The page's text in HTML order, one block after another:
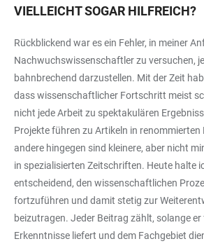
VIELLEICHT SOGAR HILFREICH?
Rückblickend war es ein Fehler, in meiner
Nachwuchswissenschaftler zu versuchen,
bahnbrechend darzustellen. Mit der Zeit
dass wissenschaftlicher Fortschritt meist
nicht jede Arbeit zu spektakulären
Projekte führen zu Artikeln in
andere hingegen sind kleinere, aber nicht
in spezialisierten Zeitschriften. Heute halte
entscheidend, den wissenschaftlichen
fortzuführen und damit stetig zur
beizutragen. Jeder Beitrag zählt, solange
Erkenntnisse liefert und dem Fachgebiet